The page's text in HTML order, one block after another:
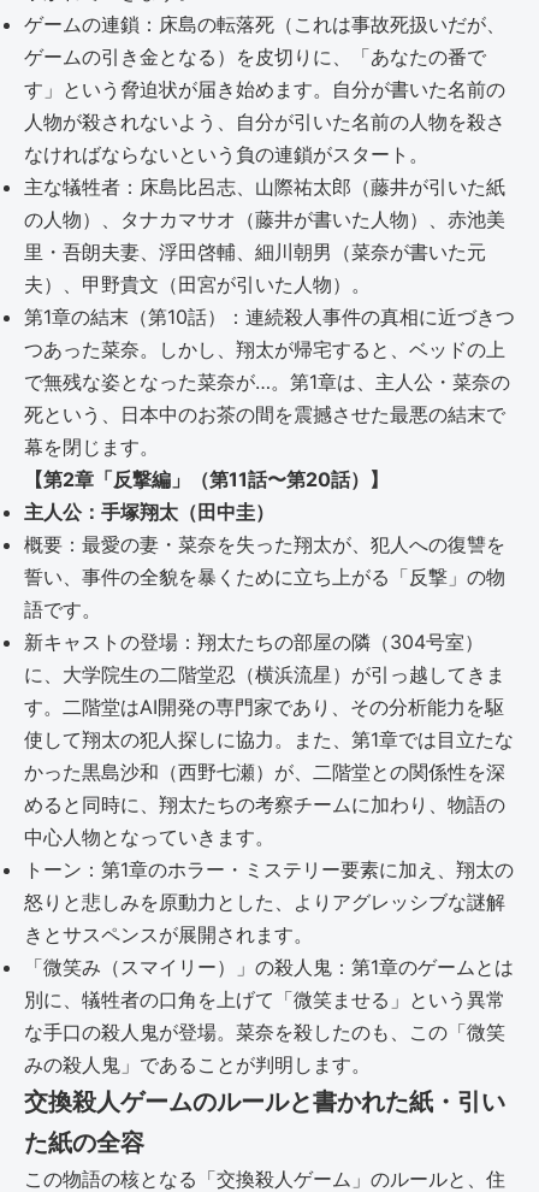
ゲームの連鎖：床島の転落死（これは事故死扱いだが、
ゲームの引き金となる）を皮切りに、「あなたの番で
す」という脅迫状が届き始めます。自分が書いた名前の
人物が殺されないよう、自分が引いた名前の人物を殺さ
なければならないという負の連鎖がスタート。
主な犠牲者：床島比呂志、山際祐太郎（藤井が引いた紙
の人物）、タナカマサオ（藤井が書いた人物）、赤池美
里・吾朗夫妻、浮田啓輔、細川朝男（菜奈が書いた元
夫）、甲野貴文（田宮が引いた人物）。
第1章の結末（第10話）：連続殺人事件の真相に近づきつ
つあった菜奈。しかし、翔太が帰宅すると、ベッドの上
で無残な姿となった菜奈が…。第1章は、主人公・菜奈の
死という、日本中のお茶の間を震撼させた最悪の結末で
幕を閉じます。
【第2章「反撃編」（第11話〜第20話）】
主人公：手塚翔太（田中圭）
概要：最愛の妻・菜奈を失った翔太が、犯人への復讐を
誓い、事件の全貌を暴くために立ち上がる「反撃」の物
語です。
新キャストの登場：翔太たちの部屋の隣（304号室）
に、大学院生の二階堂忍（横浜流星）が引っ越してきま
す。二階堂はAI開発の専門家であり、その分析能力を駆
使して翔太の犯人探しに協力。また、第1章では目立たな
かった黒島沙和（西野七瀬）が、二階堂との関係性を深
めると同時に、翔太たちの考察チームに加わり、物語の
中心人物となっていきます。
トーン：第1章のホラー・ミステリー要素に加え、翔太の
怒りと悲しみを原動力とした、よりアグレッシブな謎解
きとサスペンスが展開されます。
「微笑み（スマイリー）」の殺人鬼：第1章のゲームとは
別に、犠牲者の口角を上げて「微笑ませる」という異常
な手口の殺人鬼が登場。菜奈を殺したのも、この「微笑
みの殺人鬼」であることが判明します。
交換殺人ゲームのルールと書かれた紙・引い
た紙の全容
この物語の核となる「交換殺人ゲーム」のルールと、住